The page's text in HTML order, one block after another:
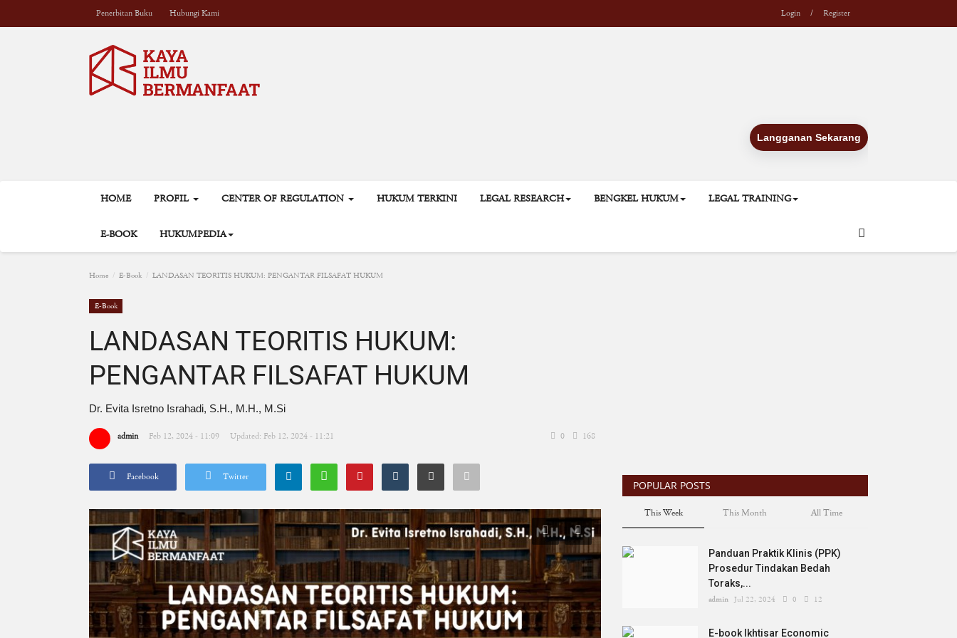
Penerbitan Buku Hubungi Kami Login / Register
Langganan Sekarang
HOME PROFIL CENTER OF REGULATION HUKUM TERKINI LEGAL RESEARCH BENGKEL HUKUM LEGAL TRAINING
E-BOOK HUKUMPEDIA
Home E-Book LANDASAN TEORITIS HUKUM: PENGANTAR FILSAFAT HUKUM
E-Book
LANDASAN TEORITIS HUKUM:
PENGANTAR FILSAFAT HUKUM
Dr. Evita Isretno Israhadi, S.H., M.H., M.Si
admin Feb 12, 2024 - 11:09 Updated: Feb 12, 2024 - 11:21 0 168
Facebook Twitter
POPULAR POSTS
This Week This Month All Time
Panduan Praktik Klinis (PPK)
Prosedur Tindakan Bedah
Toraks,...
admin Jul 22, 2024 0 12
E-book Ikhtisar Economic